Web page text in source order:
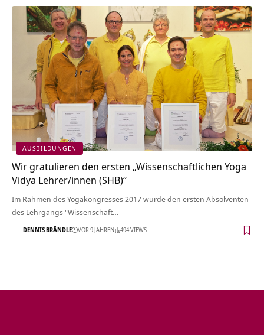
AUSBILDUNGEN
Wir gratulieren den ersten „Wissenschaftlichen Yoga
Vidya Lehrer/innen (SHB)“
Im Rahmen des Yogakongresses 2017 wurde den ersten Absolventen
des Lehrgangs "Wissenschaft…
DENNIS BRÄNDLE VOR 9 JAHREN 494 VIEWS